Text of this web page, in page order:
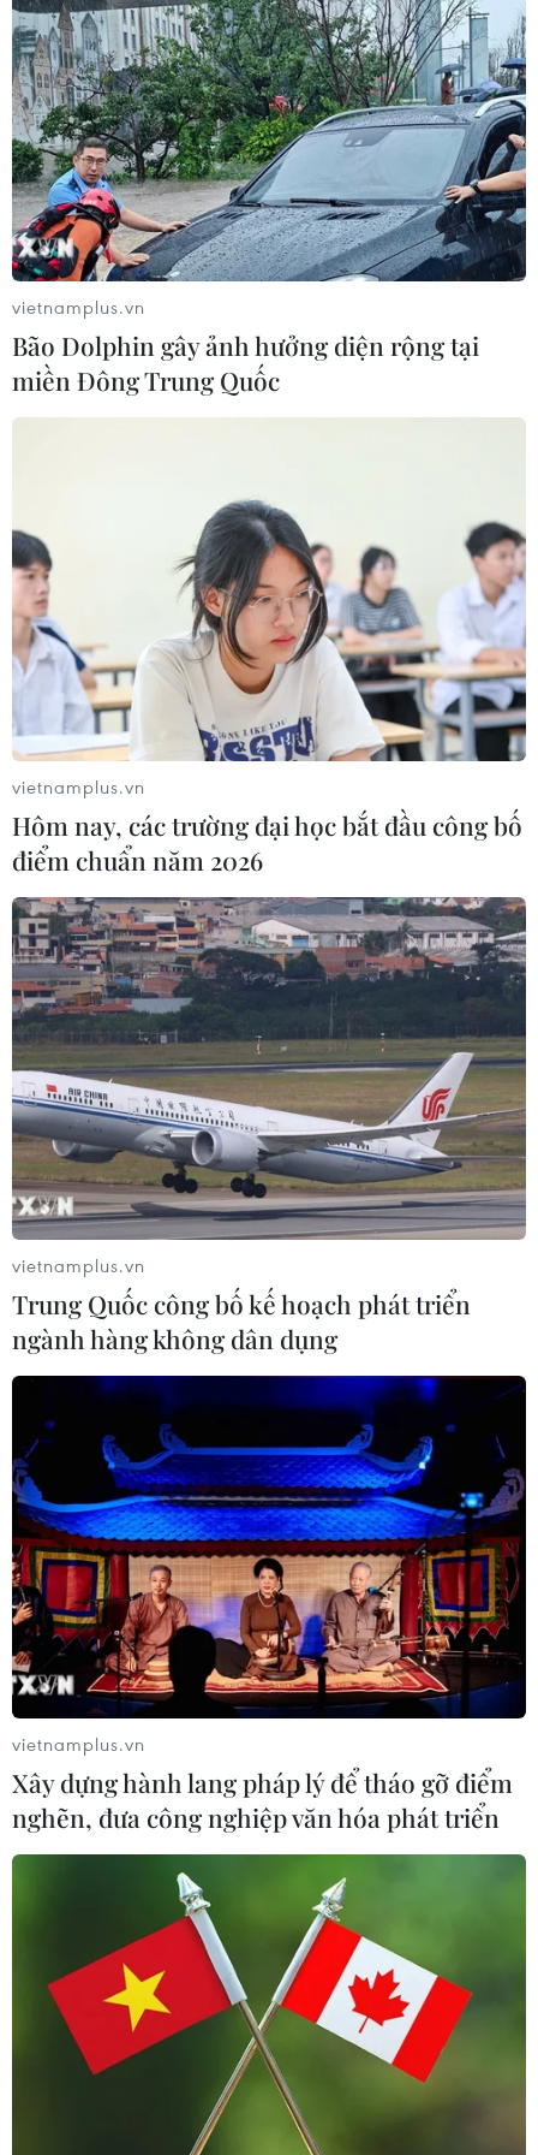
TIN CÙNG CHUYÊN MỤC
Mỹ đánh giá thỏa thuận hòa bình
Armenia-Azerbaijan và sáng kiến
vietnamplus.vn
Bão Dolphin gây ảnh hưởng diện rộng tại
miền Đông Trung Quốc
vietnamplus.vn
Hôm nay, các trường đại học bắt đầu công bố
điểm chuẩn năm 2026
vietnamplus.vn
Trung Quốc công bố kế hoạch phát triển
ngành hàng không dân dụng
vietnamplus.vn
Xây dựng hành lang pháp lý để tháo gỡ điểm
nghẽn, đưa công nghiệp văn hóa phát triển